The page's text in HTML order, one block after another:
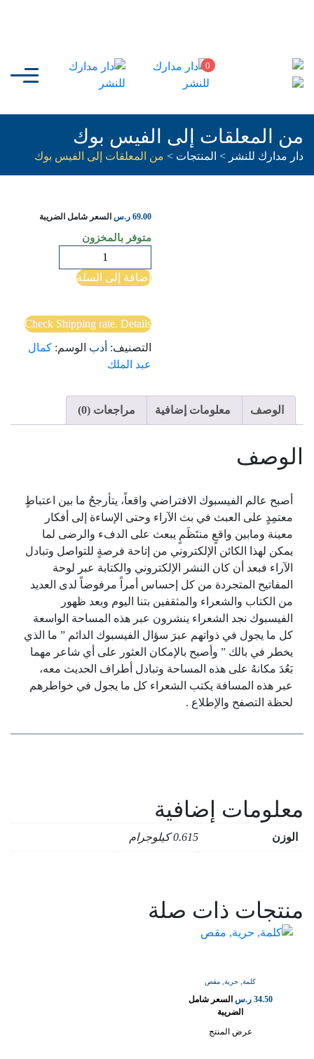
0
من المعلقات إلى الفيس بوك
دار مدارك للنشر > المنتجات > من المعلقات إلى الفيس بوك
69.00 ر.س السعر شامل الضريبة
متوفر بالمخزون
من
المعلقات
الفيس
إضافة إلى السلة
Check Shipping rate. Details
التصنيف: أدب الوسم:كمال
عبد الملك
الوصف معلومات إضافية مراجعات (0)
الوصف
أصبح عالم الفيسبوك الافتراضي واقعاً، يتأرجحُ ما بين اعتباطٍ
معتمِدٍ على العبث في بث الآراء وحتى الإساءة إلى أفكار
معينة ومابين واقعٍ منتَظَمٍ يبعث على الدفء والرضى لما
يمكن لهذا الكائن الإلكتروني من إتاحة فرصةٍ للتواصل وتبادل
الآراء فبعد أن كان النشر الإلكتروني والكتابة عبر لوحة
المفاتيح المتجردة من كل إحساس أمراً مرفوضاً لدى العديد
من الكتاب والشعراء والمثقفين بتنا اليوم وبعد ظهور
الفيسبوك نجد الشعراء ينشرون عبر هذه المساحة الواسعة
كل ما يجول في ذواتهم عبرَ سؤال الفيسبوك الدائم ” ما الذي
يخطر في بالك ” وأصبح بالإمكان العثور على أي شاعر مهما
بَعُدَ مكانهُ على هذه المساحة وتبادل أطراف الحديث معه،
عبر هذه المسافة يكتب الشعراء كل ما يجول في خواطرهم
لحظة التصفح والإطلاع .
معلومات إضافية
الوزن 0.615 كيلوجرام
منتجات ذات صلة
كلمة, حرية, مقص
34.50 ر.س السعر شامل
الضريبة
عرض المنتج